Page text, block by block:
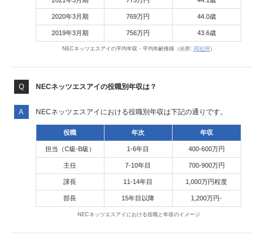
2020年3月期 769万円 44.0歳
2019年3月期 756万円 43.6歳
NECネッツエスアイの平均年収・平均年齢推移（出所: 同社IR ）
NECネッツエスアイの役職別年収は？
NECネッツエスアイにおける役職別年収は下記の通りです。
役職 年次 年収
担当（C級-B級） 1-6年目 400-600万円
主任 7-10年目 700-900万円
課長 11-14年目 1,000万円程度
部長 15年目以降 1,200万円-
NECネッツエスアイにおける役職と年収のイメージ